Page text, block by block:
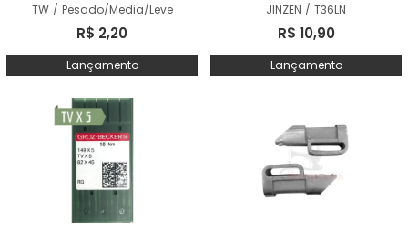
TW / Pesado/Media/Leve
R$ 2,20
Lançamento
JINZEN / T36LN
R$ 10,90
Lançamento